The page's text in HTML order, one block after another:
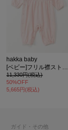
hakka baby
[ベビー]フリル襟ストレッチスムース長袖カバーオール
11,330円(税込)
50%OFF
5,665円(税込)
ガイド・その他